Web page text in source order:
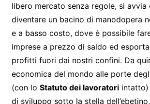
libero mercato senza regole, si avvia
diventare un bacino di manodopera
e a basso costo, dove è possibile
imprese a prezzo di saldo ed
profitti fuori dai nostri confini. Da
economica del mondo alle porte
(con lo Statuto dei lavoratoriintatto)
di sviluppo sotto la stella